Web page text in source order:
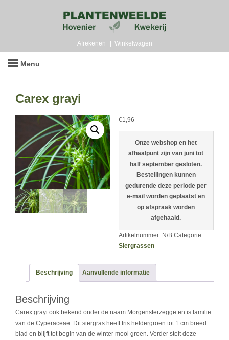
Afrekenen Winkelwagen
Menu
Carex grayi
€1,96
Onze webshop en het
afhaalpunt zijn van juni tot
half september gesloten.
Bestellingen kunnen
gedurende deze periode per
e-mail worden geplaatst en
op afspraak worden
afgehaald.
Artikelnummer: N/B Categorie:
Siergrassen
Beschrijving Aanvullende informatie
Beschrijving
Carex grayi ook bekend onder de naam Morgensterzegge en is familie
van de Cyperaceae. Dit siergras heeft fris heldergroen tot 1 cm breed
blad en blijft tot begin van de winter mooi groen. Verder stelt deze